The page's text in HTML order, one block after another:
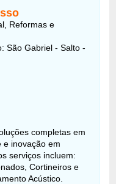
Reformas e
São Gabriel - Salto -
completas em
e inovação em
serviços incluem:
Cortineiros e
Acústico.